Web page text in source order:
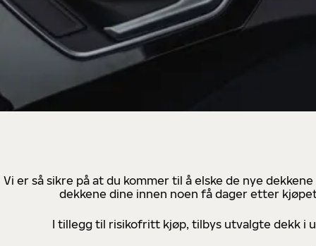
Vi er så sikre på at du kommer til å elske de nye
dekkene dine innen noen få dager etter
I tillegg til risikofritt kjøp, tilbys utvalgte dekk i